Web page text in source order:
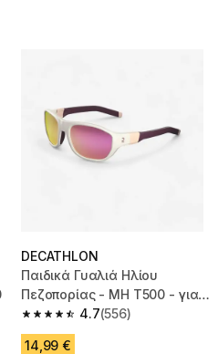
DECATHLON
Παιδικά Γυαλιά Ηλίου
Πεζοπορίας - MH T500 - για
ηλικίες από 6-10 - Κατηγορίας
4
4.7
4.7 out of 5 stars from 556
(556)
14,99 €